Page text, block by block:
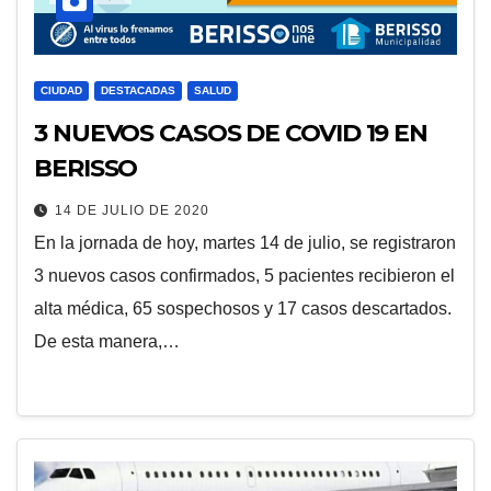
CIUDAD DESTACADAS SALUD
3 NUEVOS CASOS DE COVID 19 EN
BERISSO
14 DE JULIO DE 2020
En la jornada de hoy, martes 14 de julio, se registraron
3 nuevos casos confirmados, 5 pacientes recibieron el
alta médica, 65 sospechosos y 17 casos descartados.
De esta manera,…